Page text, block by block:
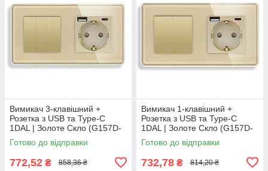
Вимикач 3-клавішний +
Розетка з USB та Type-C
1DAL | Золоте Скло (G157D-
PSW3G-STUTC.GD)
Готово до відправки
772,52 ₴ 858,36 ₴
Вимикач 1-клавішний +
Розетка з USB та Type-C
1DAL | Золоте Скло (G157D-
PSW1G-STUTC.GD)
Готово до відправки
732,78 ₴ 814,20 ₴